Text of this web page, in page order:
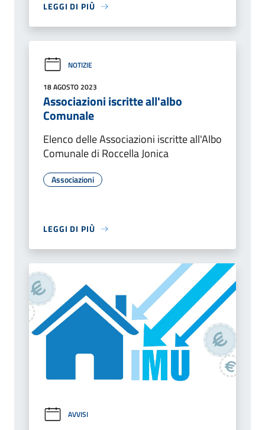
LEGGI DI PIÙ
NOTIZIE
18 AGOSTO 2023
Associazioni iscritte all'albo
Comunale
Elenco delle Associazioni iscritte all'Albo
Comunale di Roccella Jonica
Associazioni
LEGGI DI PIÙ
AVVISI